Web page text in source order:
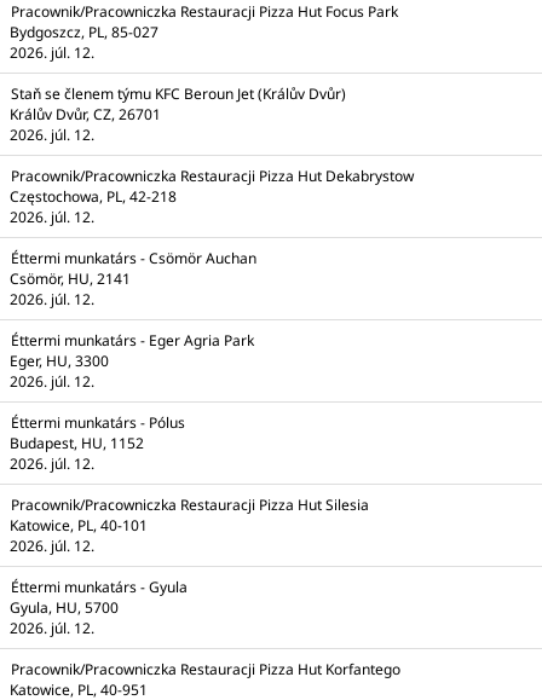
Pracownik/Pracowniczka Restauracji Pizza Hut Focus Park
Bydgoszcz, PL, 85-027
2026. júl. 12.
Staň se členem týmu KFC Beroun Jet (Králův Dvůr)
Králův Dvůr, CZ, 26701
2026. júl. 12.
Pracownik/Pracowniczka Restauracji Pizza Hut Dekabrystow
Częstochowa, PL, 42-218
2026. júl. 12.
Éttermi munkatárs - Csömör Auchan
Csömör, HU, 2141
2026. júl. 12.
Éttermi munkatárs - Eger Agria Park
Eger, HU, 3300
2026. júl. 12.
Éttermi munkatárs - Pólus
Budapest, HU, 1152
2026. júl. 12.
Pracownik/Pracowniczka Restauracji Pizza Hut Silesia
Katowice, PL, 40-101
2026. júl. 12.
Éttermi munkatárs - Gyula
Gyula, HU, 5700
2026. júl. 12.
Pracownik/Pracowniczka Restauracji Pizza Hut Korfantego
Katowice, PL, 40-951